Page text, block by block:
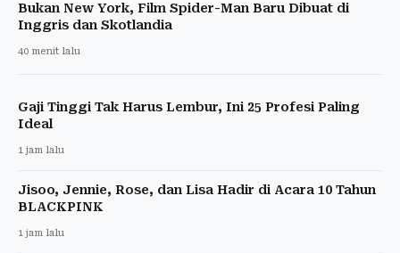
Bukan New York, Film Spider-Man Baru Dibuat di
Inggris dan Skotlandia
40 menit lalu
Gaji Tinggi Tak Harus Lembur, Ini 25 Profesi Paling
Ideal
1 jam lalu
Jisoo, Jennie, Rose, dan Lisa Hadir di Acara 10 Tahun
BLACKPINK
1 jam lalu